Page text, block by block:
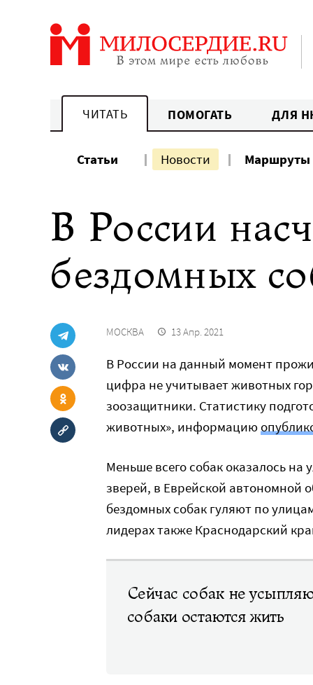
ЧИТАТЬ ПОМОГАТЬ ДЛЯ
Статьи Новости Маршруты
В России
бездомных
МОСКВА 13 Апр. 2021
В России на данный момент
цифра не учитывает животных
зоозащитники. Статистику
животных», информацию
Меньше всего собак оказалось на
зверей, в Еврейской автономной
бездомных собак гуляют по
лидерах также Краснодарский
Сейчас собак не
собаки остаются жить